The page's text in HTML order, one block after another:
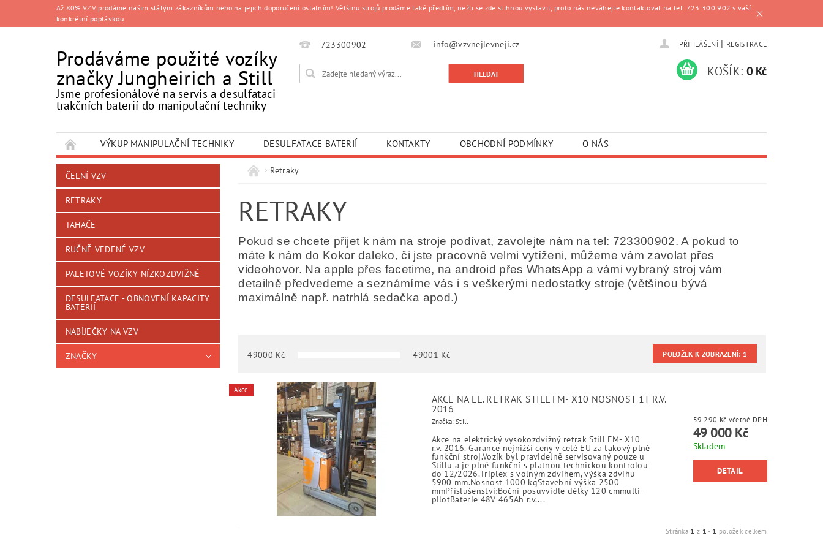
Až 80% VZV prodáme našim stálým zákazníkům nebo na jejich doporučení ostatním! Většinu strojů prodáme také předtím, nežli se zde stihnou vystavit, proto nás neváhejte kontaktovat na tel. 723 300 902 s vaší
konkrétní poptávkou.
Prodáváme použité vozíky
značky Jungheirich a Still
Jsme profesionálové na servis a desulfataci
trakčních baterií do manipulační techniky
723300902 info@vzvnejlevneji.cz PŘIHLÁŠENÍ | REGISTRACE
KOŠÍK: 0 Kč
VÝKUP MANIPULAČNÍ TECHNIKY DESULFATACE BATERIÍ KONTAKTY OBCHODNÍ PODMÍNKY O NÁS
ČELNÍ VZV
RETRAKY
TAHAČE
RUČNĚ VEDENÉ VZV
PALETOVÉ VOZÍKY NÍZKOZDVIŽNÉ
DESULFATACE - OBNOVENÍ KAPACITY
BATERIÍ
NABÍJEČKY NA VZV
ZNAČKY
Retraky
RETRAKY
Pokud se chcete přijet k nám na stroje podívat, zavolejte nám na tel: 723300902. A pokud to
máte k nám do Kokor daleko, či jste pracovně velmi vytíženi, můžeme vám zavolat přes
videohovor. Na apple přes facetime, na android přes WhatsApp a vámi vybraný stroj vám
detailně předvedeme a seznámíme vás i s veškerými nedostatky stroje (většinou bývá
maximálně např. natrhlá sedačka apod.)
49000 Kč 49001 Kč POLOŽEK K ZOBRAZENÍ: 1
Akce
AKCE NA EL. RETRAK STILL FM- X10 NOSNOST 1T R.V.
2016
Značka: Still
Akce na elektrický vysokozdvižný retrak Still FM- X10
r.v. 2016. Garance nejnižší ceny v celé EU za takový plně
funkční stroj.Vozík byl pravidelně servisovaný pouze u
Stillu a je plně funkční s platnou technickou kontrolou
do 12/2026.Triplex s volným zdvihem, výška zdvihu
5900 mm.Nosnost 1000 kgStavební výška 2500
mmPříslušenství:Boční posuvvidle délky 120 cmmulti-
pilotBaterie 48V 465Ah r.v....
59 290 Kč včetně DPH
49 000 Kč
Skladem
DETAIL
Stránka 1 z 1 - 1 položek celkem